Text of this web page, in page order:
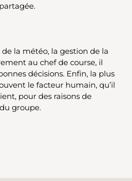
la météo, la gestion de la
au chef de course, il
décisions. Enfin, la plus
le facteur humain, qu’il
pour des raisons de
groupe.